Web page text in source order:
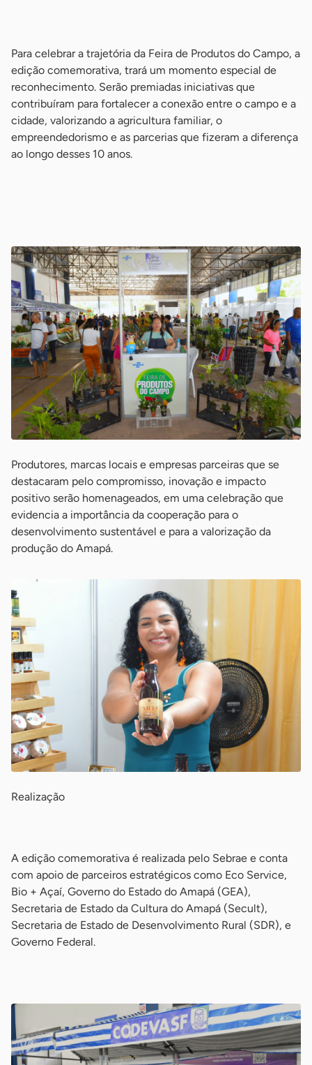
Para celebrar a trajetória da Feira de Produtos do Campo, a
edição comemorativa, trará um momento especial de
reconhecimento. Serão premiadas iniciativas que
contribuíram para fortalecer a conexão entre o campo e a
cidade, valorizando a agricultura familiar, o
empreendedorismo e as parcerias que fizeram a diferença
ao longo desses 10 anos.
Produtores, marcas locais e empresas parceiras que se
destacaram pelo compromisso, inovação e impacto
positivo serão homenageados, em uma celebração que
evidencia a importância da cooperação para o
desenvolvimento sustentável e para a valorização da
produção do Amapá.
Realização
A edição comemorativa é realizada pelo Sebrae e conta
com apoio de parceiros estratégicos como Eco Service,
Bio + Açaí, Governo do Estado do Amapá (GEA),
Secretaria de Estado da Cultura do Amapá (Secult),
Secretaria de Estado de Desenvolvimento Rural (SDR), e
Governo Federal.